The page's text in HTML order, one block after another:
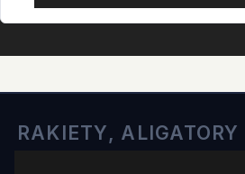
RAKIETY,